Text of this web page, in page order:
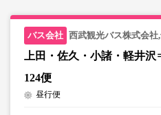
西武観光バス株式会
上田・佐久・小諸・軽井
124便
昼行便